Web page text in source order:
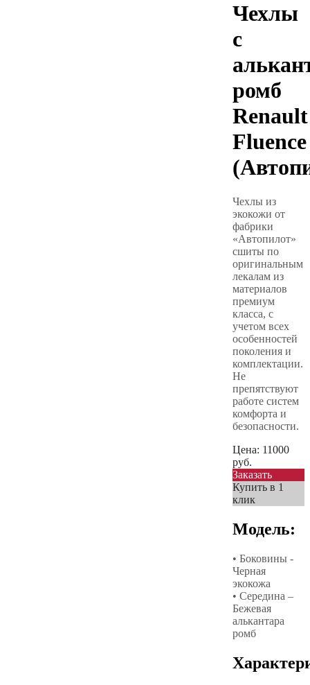
Чехлы
с
ромб
Renault
Fluence
Чехлы из
экокожи от
фабрики
«Автопилот»
сшиты по
оригинальным
лекалам из
материалов
премиум
класса, с
учетом всех
особенностей
поколения и
комплектации.
Не
препятствуют
работе систем
комфорта и
безопасности.
Цена: 11000
руб.
Заказать
Купить в 1
клик
Модель:
• Боковины -
Черная
экокожа
• Середина –
Бежевая
алькантара
ромб